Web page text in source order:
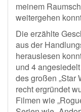
meinem
weitergehen
Die erzählte
aus der
herauslesen
und 4
des großen „Star
recht ergründet
Filmen wie